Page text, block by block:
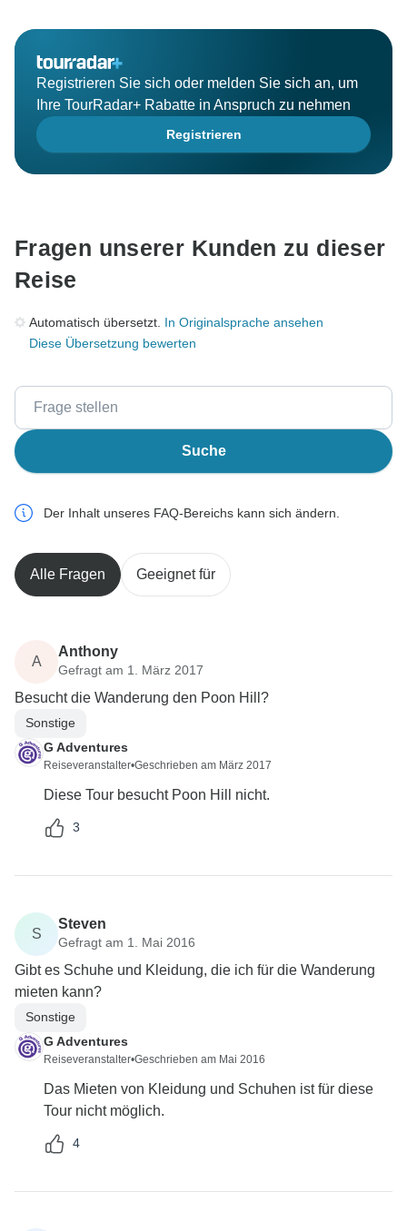
Registrieren Sie sich oder melden Sie sich an, um
Ihre TourRadar+ Rabatte in Anspruch zu nehmen
Registrieren
Fragen unserer Kunden zu dieser
Reise
Automatisch übersetzt. In Originalsprache ansehen
Diese Übersetzung bewerten
Suche
Der Inhalt unseres FAQ-Bereichs kann sich ändern.
Alle Fragen Geeignet für
A
Anthony
Gefragt am 1. März 2017
Besucht die Wanderung den Poon Hill?
Sonstige
G Adventures
Reiseveranstalter•Geschrieben am März 2017
Diese Tour besucht Poon Hill nicht.
3
S
Steven
Gefragt am 1. Mai 2016
Gibt es Schuhe und Kleidung, die ich für die Wanderung
mieten kann?
Sonstige
G Adventures
Reiseveranstalter•Geschrieben am Mai 2016
Das Mieten von Kleidung und Schuhen ist für diese
Tour nicht möglich.
4